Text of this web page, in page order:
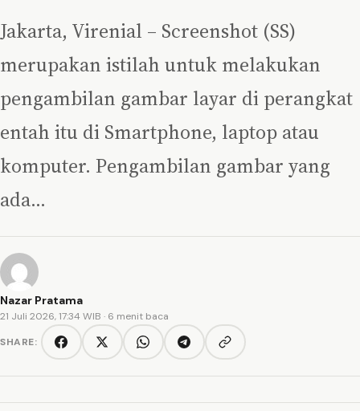
Jakarta, Virenial – Screenshot (SS)
merupakan istilah untuk melakukan
pengambilan gambar layar di perangkat
entah itu di Smartphone, laptop atau
komputer. Pengambilan gambar yang
ada…
Nazar Pratama
21 Juli 2026, 17:34 WIB · 6 menit baca
SHARE:
FacebookTwitter/XWhatsAppTelegramCopy link